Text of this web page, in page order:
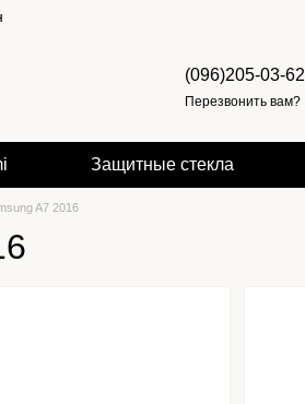
(096)205-03-62
Перезвонить вам?
Защитные стекла
A7 2016